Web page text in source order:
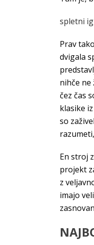
spletni
Prav
dvigala
nihče ne
čez čas
klasike
so
En stroj
projekt
z
imajo